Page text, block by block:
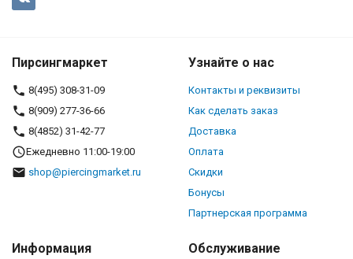
Пирсингмаркет
8(495) 308-31-09
8(909) 277-36-66
8(4852) 31-42-77
Ежедневно 11:00-19:00
shop@piercingmarket.ru
Узнайте о нас
Контакты и реквизиты
Как сделать заказ
Доставка
Оплата
Скидки
Бонусы
Партнерская программа
Информация
Обслуживание